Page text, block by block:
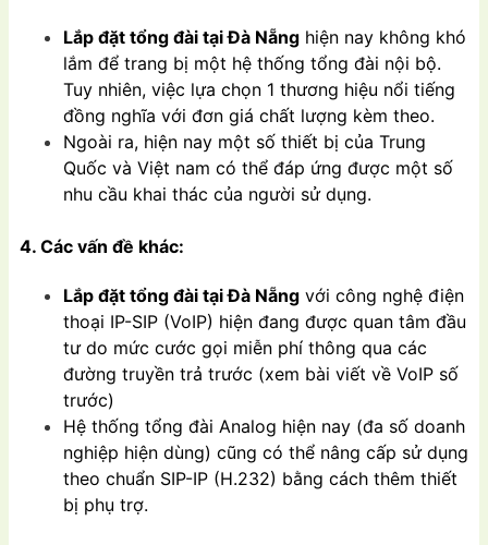
Lắp đặt tổng đài tại Đà Nẵng hiện nay không khó
lắm để trang bị một hệ thống tổng đài nội bộ.
Tuy nhiên, việc lựa chọn 1 thương hiệu nổi tiếng
đồng nghĩa với đơn giá chất lượng kèm theo.
Ngoài ra, hiện nay một số thiết bị của Trung
Quốc và Việt nam có thể đáp ứng được một số
nhu cầu khai thác của người sử dụng.
4. Các vấn đề khác:
Lắp đặt tổng đài tại Đà Nẵng với công nghệ điện
thoại IP-SIP (VoIP) hiện đang được quan tâm đầu
tư do mức cước gọi miễn phí thông qua các
đường truyền trả trước (xem bài viết về VoIP số
trước)
Hệ thống tổng đài Analog hiện nay (đa số doanh
nghiệp hiện dùng) cũng có thể nâng cấp sử dụng
theo chuẩn SIP-IP (H.232) bằng cách thêm thiết
bị phụ trợ.